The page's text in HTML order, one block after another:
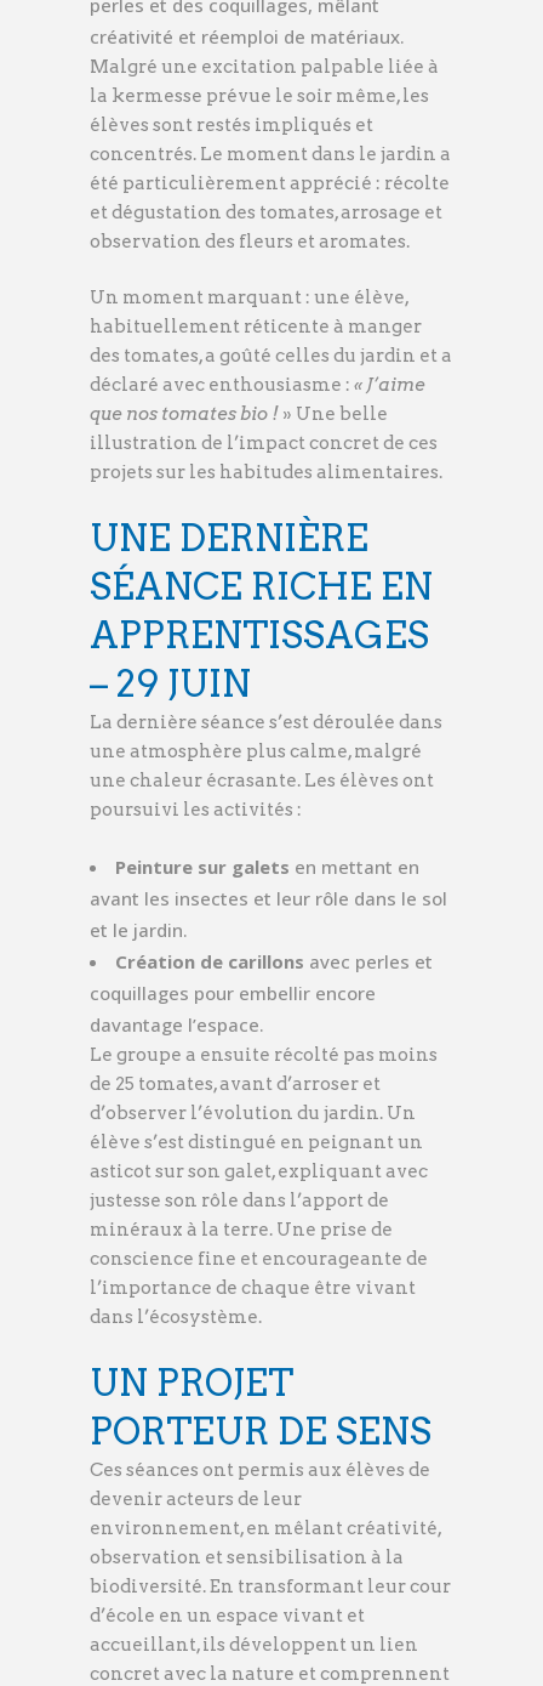
créativité et réemploi de matériaux.
Malgré une excitation palpable liée à
la kermesse prévue le soir même, les
élèves sont restés impliqués et
concentrés. Le moment dans le jardin a
été particulièrement apprécié : récolte
et dégustation des tomates, arrosage et
observation des fleurs et aromates.
Un moment marquant : une élève,
habituellement réticente à manger
des tomates, a goûté celles du jardin et a
déclaré avec enthousiasme : « J’aime
que nos tomates bio ! » Une belle
illustration de l’impact concret de ces
projets sur les habitudes alimentaires.
UNE DERNIÈRE
SÉANCE RICHE EN
APPRENTISSAGES
– 29 JUIN
La dernière séance s’est déroulée dans
une atmosphère plus calme, malgré
une chaleur écrasante. Les élèves ont
poursuivi les activités :
Peinture sur galets en mettant en
avant les insectes et leur rôle dans le sol
et le jardin.
Création de carillons avec perles et
coquillages pour embellir encore
davantage l’espace.
Le groupe a ensuite récolté pas moins
de 25 tomates, avant d’arroser et
d’observer l’évolution du jardin. Un
élève s’est distingué en peignant un
asticot sur son galet, expliquant avec
justesse son rôle dans l’apport de
minéraux à la terre. Une prise de
conscience fine et encourageante de
l’importance de chaque être vivant
dans l’écosystème.
UN PROJET
PORTEUR DE SENS
Ces séances ont permis aux élèves de
devenir acteurs de leur
environnement, en mêlant créativité,
observation et sensibilisation à la
biodiversité. En transformant leur cour
d’école en un espace vivant et
accueillant, ils développent un lien
concret avec la nature et comprennent